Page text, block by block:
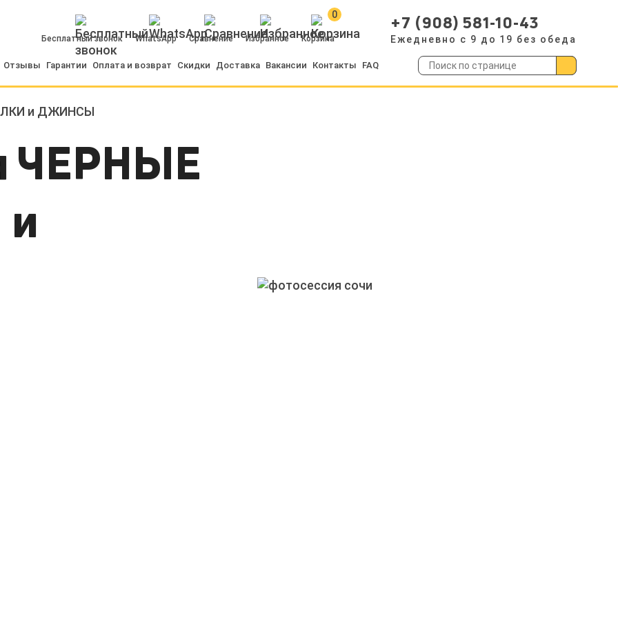
Бесплатный звонок WhatsApp Сравнение Избранное Корзина
0 +7 (908) 581-10-43
Ежедневно с 9 до 19 без обеда
Отзывы Гарантии Оплата и возврат Скидки Доставка Вакансии Контакты FAQ
и ДЖИНСЫ
ЧЕРНЫЕ